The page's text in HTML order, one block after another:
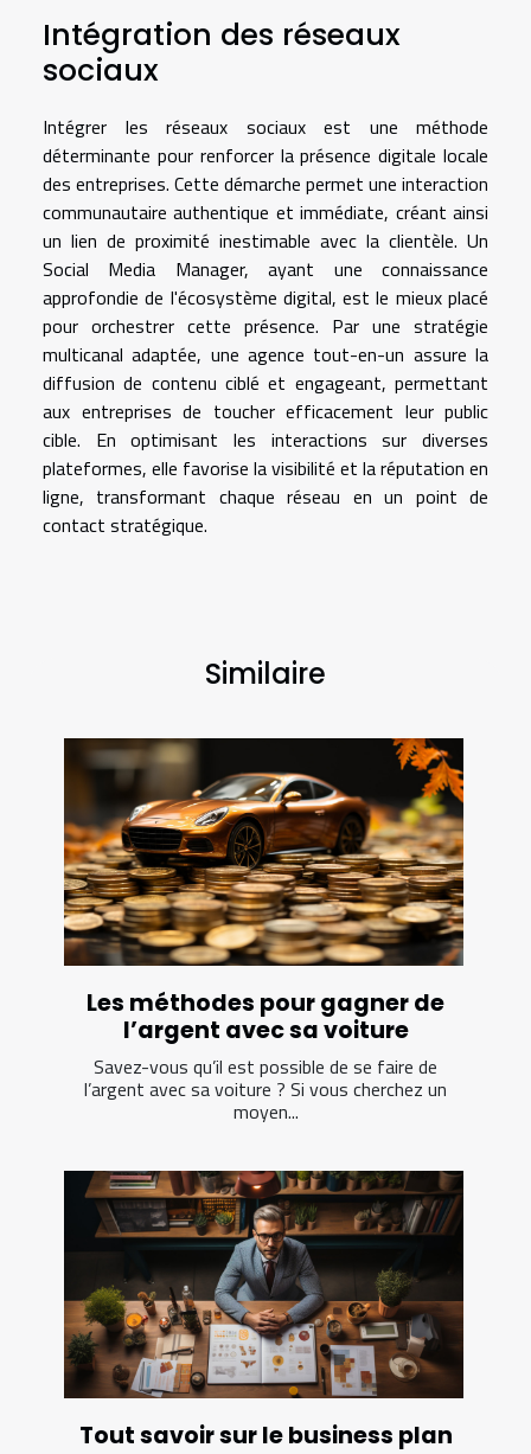
Intégration des réseaux
sociaux
Intégrer les réseaux sociaux est une méthode
déterminante pour renforcer la présence digitale locale
des entreprises. Cette démarche permet une interaction
communautaire authentique et immédiate, créant ainsi
un lien de proximité inestimable avec la clientèle. Un
Social Media Manager, ayant une connaissance
approfondie de l'écosystème digital, est le mieux placé
pour orchestrer cette présence. Par une stratégie
multicanal adaptée, une agence tout-en-un assure la
diffusion de contenu ciblé et engageant, permettant
aux entreprises de toucher efficacement leur public
cible. En optimisant les interactions sur diverses
plateformes, elle favorise la visibilité et la réputation en
ligne, transformant chaque réseau en un point de
contact stratégique.
Similaire
Les méthodes pour gagner de
l’argent avec sa voiture
Savez-vous qu’il est possible de se faire de
l’argent avec sa voiture ? Si vous cherchez un
moyen...
Tout savoir sur le business plan